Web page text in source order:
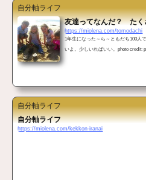
自分軸ライフ
友達ってなんだ？ たく
https://miolena.com/tomodachi
1年生になった～ら～ともだち100
いよ。少しいればいい。photo credit:
るかなどをチェックしてから承認す
自分軸ライフ
自分軸ライフ
https://miolena.com/kekkon-iranai